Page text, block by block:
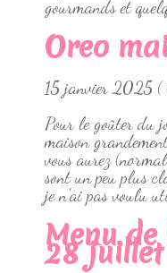
gourmands et
Oreo
15 janvier 2025
Pour le goûter du
maison
vous aurez
sont un peu plus
je n'ai pas voulu
Menu
28